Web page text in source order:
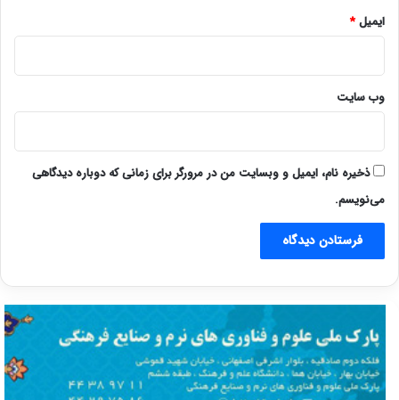
ایمیل*
وب‌ سایت
ذخیره نام، ایمیل و وبسایت من در مرورگر برای زمانی که دوباره دیدگاهی
می‌نویسم.